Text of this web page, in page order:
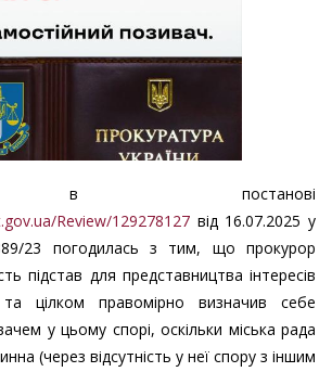
постанові
Review/129278127 від 16.07.2025 у
23 погодилась з тим, що прокурор
підстав для представництва інтересів
цілком правомірно визначив себе
у цьому спорі, оскільки міська рада
(через відсутність у неї спору з іншим